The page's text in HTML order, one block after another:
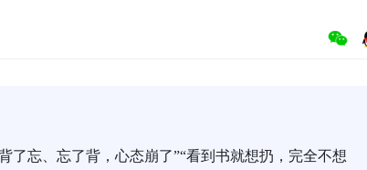
了忘、忘了背，心态崩了”“看到书就想扔，完全不想